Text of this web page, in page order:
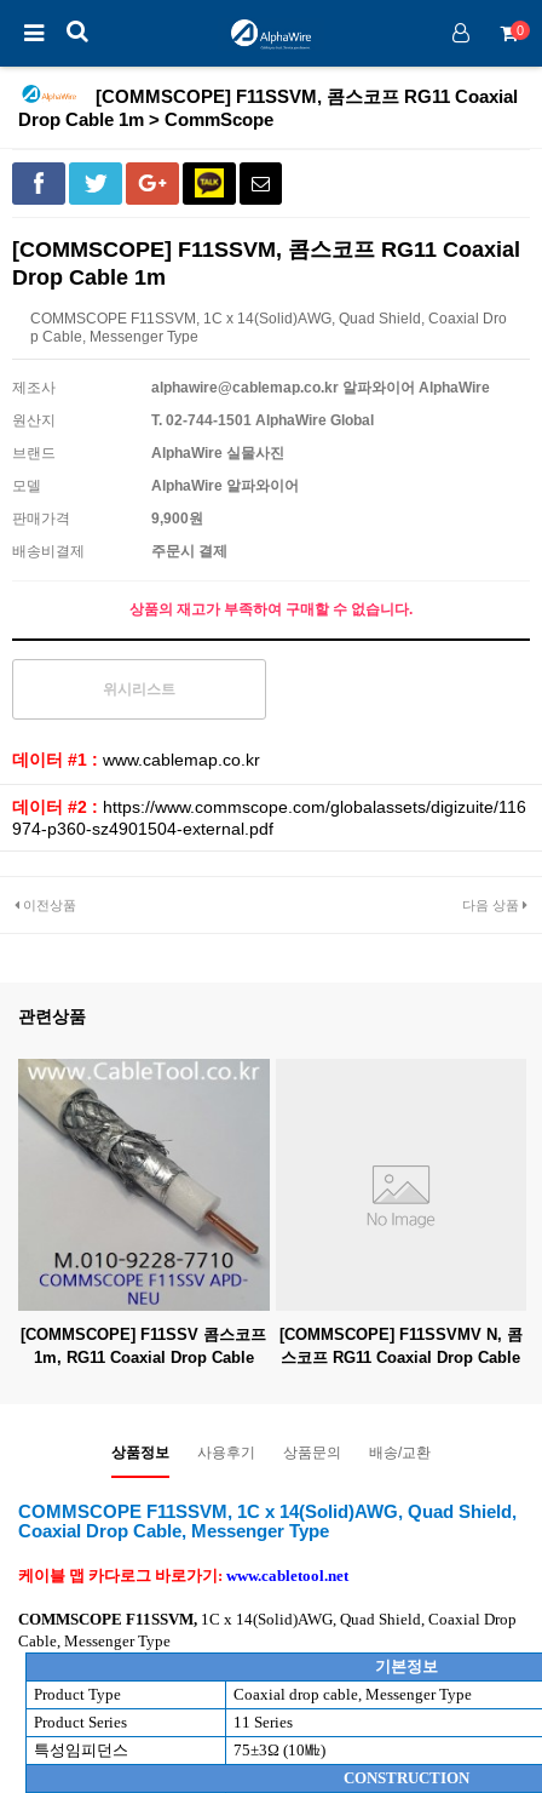
0
[COMMSCOPE] F11SSVM, 콤스코프 RG11 Coaxial
Drop Cable 1m > CommScope
[COMMSCOPE] F11SSVM, 콤스코프 RG11 Coaxial
Drop Cable 1m
COMMSCOPE F11SSVM, 1C x 14(Solid)AWG, Quad Shield, Coaxial Dro
p Cable, Messenger Type
제조사
alphawire@cablemap.co.kr 알파와이어 AlphaWire
원산지
T. 02-744-1501 AlphaWire Global
브랜드
AlphaWire 실물사진
모델
AlphaWire 알파와이어
판매가격
9,900원
배송비결제
주문시 결제
상품의 재고가 부족하여 구매할 수 없습니다.
위시리스트
데이터 #1 : www.cablemap.co.kr
데이터 #2 : https://www.commscope.com/globalassets/digizuite/116
974-p360-sz4901504-external.pdf
이전상품 다음 상품
관련상품
[COMMSCOPE] F11SSV 콤스코프
1m, RG11 Coaxial Drop Cable
[COMMSCOPE] F11SSVMV N, 콤
스코프 RG11 Coaxial Drop Cable
상품정보 사용후기 상품문의 배송/교환
COMMSCOPE F11SSVM, 1C x 14(Solid)AWG, Quad Shield,
Coaxial Drop Cable, Messenger Type
케이블 맵 카다로그 바로가기 : www.cabletool.net
COMMSCOPE F11SSVM, 1C x 14(Solid)AWG, Quad Shield, Coaxial Drop
Cable, Messenger Type
기본정보
Product Type
Coaxial drop cable, Messenger Type
Product Series
11 Series
특성임피던스
75±3Ω (10㎒)
CONSTRUCTION